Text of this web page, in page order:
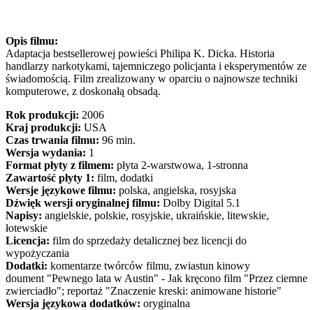
Opis filmu:
Adaptacja bestsellerowej powieści Philipa K. Dicka. Historia
handlarzy narkotykami, tajemniczego policjanta i eksperymentów ze
świadomością. Film zrealizowany w oparciu o najnowsze techniki
komputerowe, z doskonałą obsadą.
Rok produkcji: 2006
Kraj produkcji: USA
Czas trwania filmu: 96 min.
Wersja wydania: 1
Format płyty z filmem: płyta 2-warstwowa, 1-stronna
Zawartość płyty 1: film, dodatki
Wersje językowe filmu: polska, angielska, rosyjska
Dźwięk wersji oryginalnej filmu: Dolby Digital 5.1
Napisy: angielskie, polskie, rosyjskie, ukraińskie, litewskie,
łotewskie
Licencja: film do sprzedaży detalicznej bez licencji do
wypożyczania
Dodatki: komentarze twórców filmu, zwiastun kinowy
doument "Pewnego lata w Austin" - Jak kręcono film "Przez ciemne
zwierciadło"; reportaż "Znaczenie kreski: animowane historie"
Wersja językowa dodatków: oryginalna